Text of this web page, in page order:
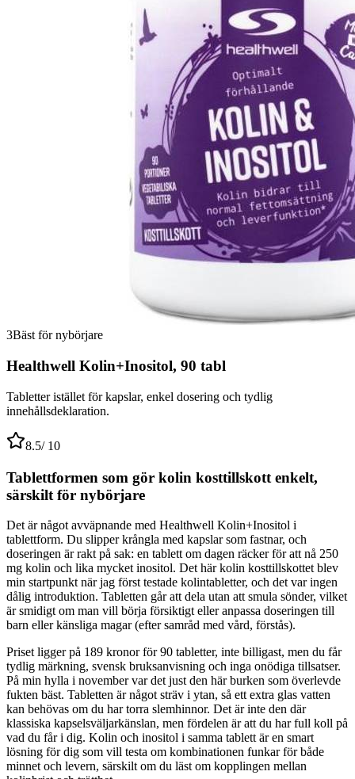
3Bäst för nybörjare
Healthwell Kolin+Inositol, 90 tabl
Tabletter istället för kapslar, enkel dosering och tydlig
innehållsdeklaration.
8.5/ 10
Tablettformen som gör kolin kosttillskott enkelt,
särskilt för nybörjare
Det är något avväpnande med Healthwell Kolin+Inositol i
tablettform. Du slipper krångla med kapslar som fastnar, och
doseringen är rakt på sak: en tablett om dagen räcker för att nå 250
mg kolin och lika mycket inositol. Det här kolin kosttillskottet blev
min startpunkt när jag först testade kolintabletter, och det var ingen
dålig introduktion. Tabletten går att dela utan att smula sönder, vilket
är smidigt om man vill börja försiktigt eller anpassa doseringen till
barn eller känsliga magar (efter samråd med vård, förstås).
Priset ligger på 189 kronor för 90 tabletter, inte billigast, men du får
tydlig märkning, svensk bruksanvisning och inga onödiga tillsatser.
På min hylla i november var det just den här burken som överlevde
fukten bäst. Tabletten är något sträv i ytan, så ett extra glas vatten
kan behövas om du har torra slemhinnor. Det är inte den där
klassiska kapselsväljarkänslan, men fördelen är att du har full koll på
vad du får i dig. Kolin och inositol i samma tablett är en smart
lösning för dig som vill testa om kombinationen funkar för både
minnet och levern, särskilt om du läst om kopplingen mellan